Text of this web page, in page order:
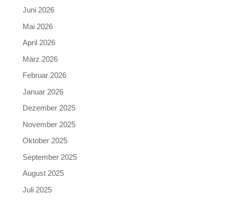
Juni 2026
Mai 2026
April 2026
März 2026
Februar 2026
Januar 2026
Dezember 2025
November 2025
Oktober 2025
September 2025
August 2025
Juli 2025